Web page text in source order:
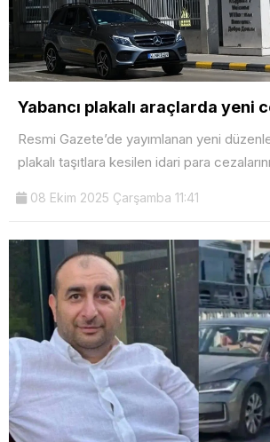
Yabancı plakalı araçlarda yeni
Resmi Gazete’de yayımlanan yeni
plakalı taşıtlara kesilen idari para
08 Ekim 2025 Çarşamba 11:41